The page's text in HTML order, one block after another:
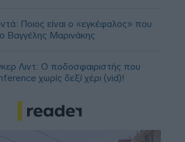
Ποιος είναι ο «εγκέφαλος» που
Βαγγέλης Μαρινάκης
Λιντ: Ο ποδοσφαιριστής που
χωρίς δεξί χέρι (vid)!